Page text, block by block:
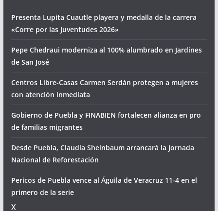
Presenta Lupita Cuautle playera y medalla de la carrera
«Corre por las Juventudes 2026»
Pepe Chedraui moderniza al 100% alumbrado en Jardines
de San José
Centros Libre-Casas Carmen Serdán protegen a mujeres
con atención inmediata
Gobierno de Puebla y FINABIEN fortalecen alianza en pro
de familias migrantes
Desde Puebla, Claudia Sheinbaum arrancará la Jornada
Nacional de Reforestación
Pericos de Puebla vence al Águila de Veracruz 11-4 en el
primero de la serie
X